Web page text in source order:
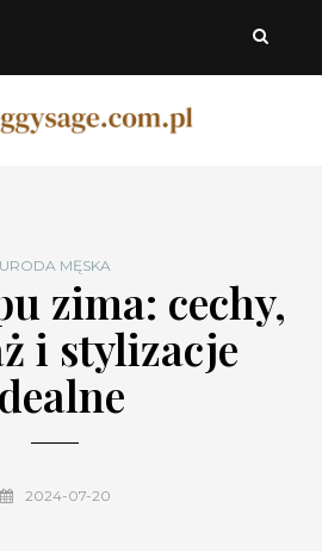
URODA MĘSKA
zima: cechy,
i stylizacje
2024-07-20